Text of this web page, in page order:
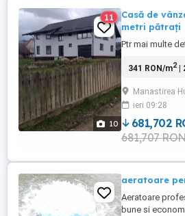
10
11
Casă de
metri pătrați
Ptr mai multe
341 RON/m2|
Manastirea
ieri 09:28
681,702
681,707
aeratoare
Aeratoare
bune si